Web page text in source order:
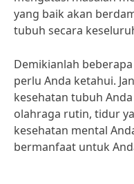
yang baik akan
tubuh secara
Demikianlah
perlu Anda ketahui.
kesehatan tubuh
olahraga rutin, tidur
kesehatan mental
bermanfaat untuk